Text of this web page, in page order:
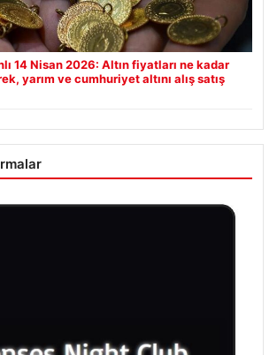
14 Nisan 2026: Altın fiyatları ne kadar
yarım ve cumhuriyet altını alış satış